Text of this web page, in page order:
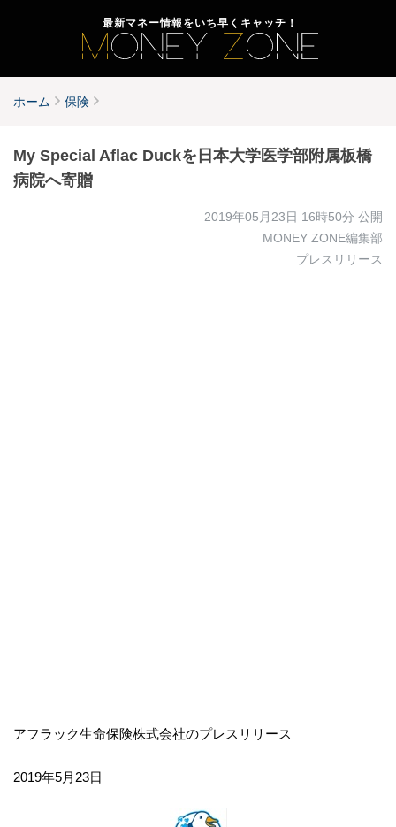
最新マネー情報をいち早くキャッチ！
ホーム 保険
My Special Aflac Duckを日本大学医学部附属板橋
病院へ寄贈
2019年05月23日 16時50分 公開
MONEY ZONE編集部
プレスリリース
アフラック生命保険株式会社のプレスリリース
2019年5月23日